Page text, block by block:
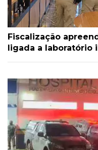
Fiscalização
ligada a laboratório